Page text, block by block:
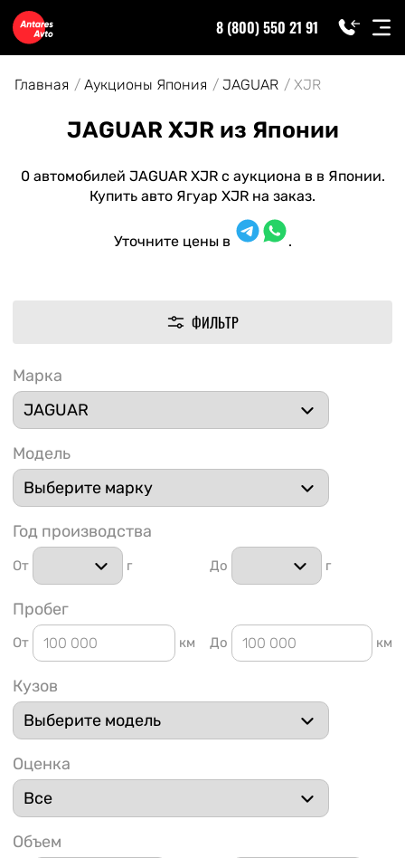
91
8 (800) 550 21 91
Главная Аукционы Япония JAGUAR XJR
JAGUAR XJR из Японии
0 автомобилей JAGUAR XJR с аукциона в в Японии.
Купить авто Ягуар XJR на заказ.
Уточните цены в .
ФИЛЬТР
Марка
Модель
Год производства
От г До г
Пробег
От км До км
Кузов
Оценка
Объем